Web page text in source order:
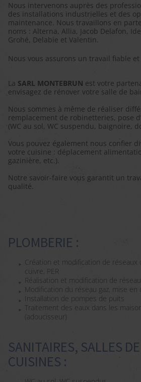
Nous intervenons auprès des
des installations industrielles et des
maintenance. Nous travaillons en
noms : Alterna, Allia, Jacob Delafon,
Grohé, Delabie et Valentin.
Nous vous assurons un travail fiable
La SARL MONTEBRUN est votre
envisagez de rénover votre salle de
Nous sommes à même de réaliser
remplacement de robinetteries, pose
(WC au sol, WC suspendu, baignoire,
Vous pouvez également nous confier
votre cuisine : déplacement
gazinière, etc.).
Notre savoir-faire vous garantit un
qualité.
PLOMBERIE :
Création et modification de réseaux
cuivre, PER
Réalisation et modification de
Modification du réseau gaz, mise en
Installation de pompes de puits
Traitement des eaux dans les
(adoucisseur)
SANITAIRES, SALLES
CUISINES :